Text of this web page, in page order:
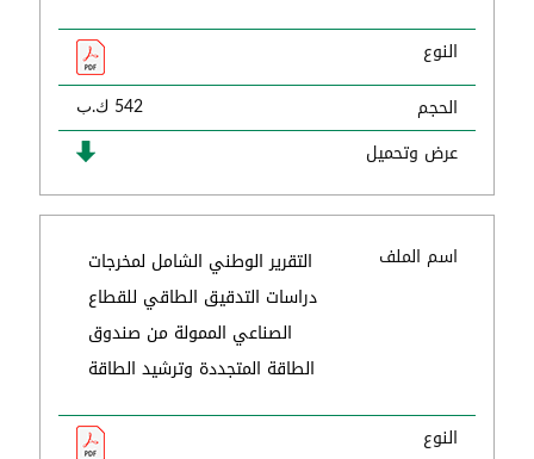
النوع
الحجم
542 ك.ب
عرض وتحميل
اسم الملف
التقرير الوطني الشامل لمخرجات
دراسات التدقيق الطاقي للقطاع
الصناعي الممولة من صندوق
الطاقة المتجددة وترشيد الطاقة
النوع